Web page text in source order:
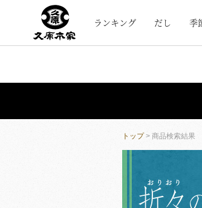
ランキング だし 季
トップ> 商品検索結果